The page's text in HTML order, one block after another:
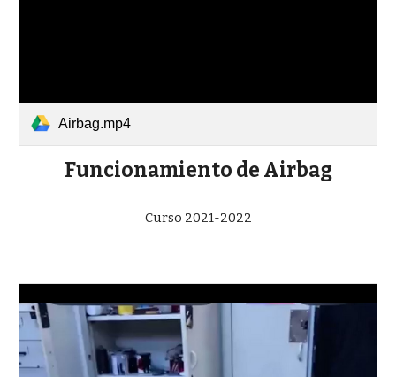
Airbag.mp4
Funcionamiento de Airbag
Curso 2021-2022